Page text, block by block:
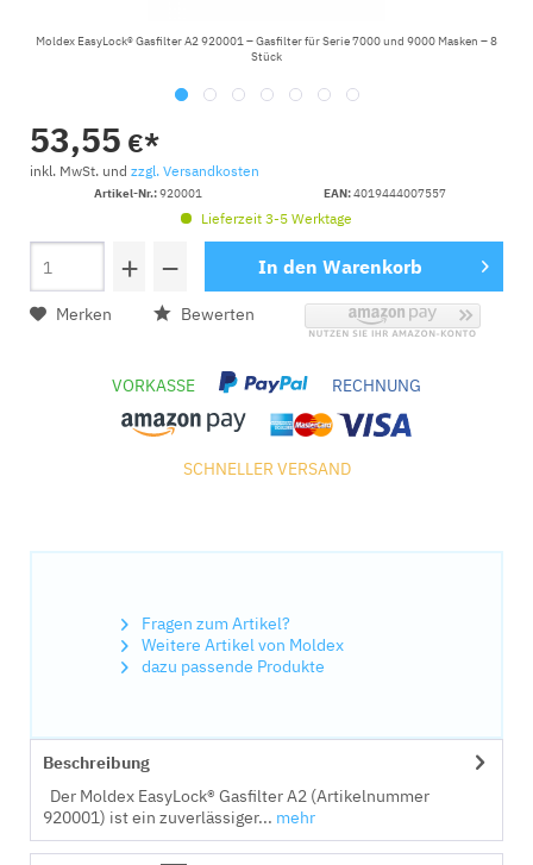
Moldex EasyLock® Gasfilter A2 920001 – Gasfilter für Serie 7000 und 9000 Masken – 8
Stück
53,55 €*
inkl. MwSt. und zzgl. Versandkosten
Artikel-Nr.:920001 EAN:4019444007557
Lieferzeit 3-5 Werktage
+ − In den Warenkorb
Merken Bewerten
VORKASSE RECHNUNG
SCHNELLER VERSAND
Fragen zum Artikel?
Weitere Artikel von Moldex
dazu passende Produkte
Beschreibung
Der Moldex EasyLock® Gasfilter A2 (Artikelnummer
920001) ist ein zuverlässiger... mehr